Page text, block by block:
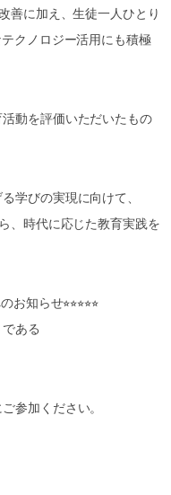
善に加え、生徒一人ひとり
クノロジー活用にも積極
動を評価いただいたもの
学びの実現に向けて、
、時代に応じた教育実践を
知らせ⭐︎⭐︎⭐︎⭐︎⭐︎
ある
参加ください。